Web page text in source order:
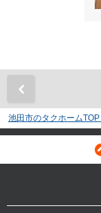
池田市のタクホームTOP